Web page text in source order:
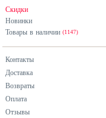
H.I.S
Hanro
INTIMISSIMI
Jette
Скидки
Новинки
Товары в наличии (1147)
Контакты
Доставка
Возвраты
Оплата
Отзывы